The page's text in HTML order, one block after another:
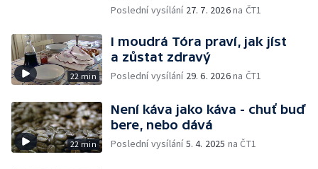
Poslední vysílání 27. 7. 2026na ČT1
22 min
I moudrá Tóra praví, jak jíst
a zůstat zdravý
Poslední vysílání 29. 6. 2026na ČT1
22 min
Není káva jako káva - chuť buď
bere, nebo dává
Poslední vysílání5. 4. 2025 na ČT1